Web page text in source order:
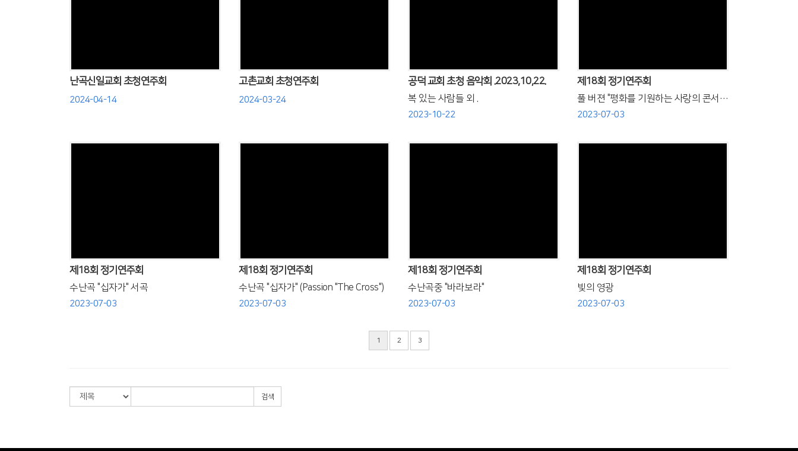
난곡신일교회 초청연주회
2024-04-14
고촌교회 초청연주회
2024-03-24
공덕 교회 초청 음악회 .2023,10,22.
복 있는 사람들 외 .
2023-10-22
제18회 정기연주회
풀 버젼 "평화를 기원하는 사랑의 콘서트"
2023-07-03
제18회 정기연주회
수난곡 "십자가" 서곡
2023-07-03
제18회 정기연주회
수난곡 "십자가" (Passion "The Cross")
2023-07-03
제18회 정기연주회
수난곡중 "바라보라"
2023-07-03
제18회 정기연주회
빛의 영광
2023-07-03
1 2 3
검색